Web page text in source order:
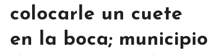
colocarle un cuete
en la boca; municipio